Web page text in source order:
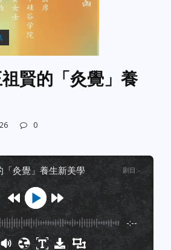
賢的「灸覺」養
0
「灸覺」養生新美學 剧目 :-
-:--